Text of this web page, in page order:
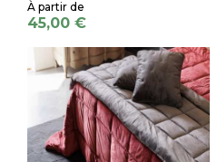
45,00 €